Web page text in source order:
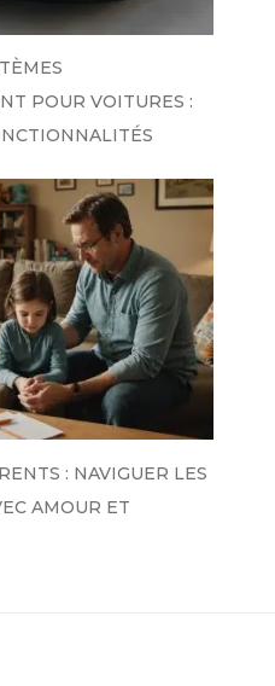
POUR VOITURES :
: NAVIGUER LES
AMOUR ET